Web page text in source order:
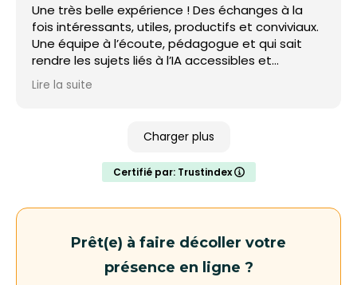
Une très belle expérience ! Des échanges à la
fois intéressants, utiles, productifs et conviviaux.
Une équipe à l’écoute, pédagogue et qui sait
rendre les sujets liés à l’IA accessibles et
concrets. Je recommande vivement !
Lire la suite
Charger plus
Certifié par: Trustindex
Prêt(e) à faire décoller votre
présence en ligne ?